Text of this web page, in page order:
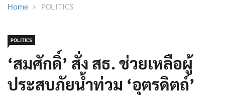
Home POLITICS
POLITICS
‘สมศักดิ์’ สั่ง สธ. ช่วยเหลือผู้
ประสบภัยน้ำท่วม ‘อุตรดิตถ์’